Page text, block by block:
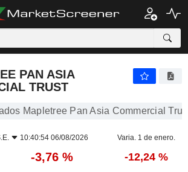
PAN ASIA
TRUST
Mapletree Pan Asia Commercial
10:40:54 06/08/2026 Varia. 1 de enero.
-3,76 % -12,24 %